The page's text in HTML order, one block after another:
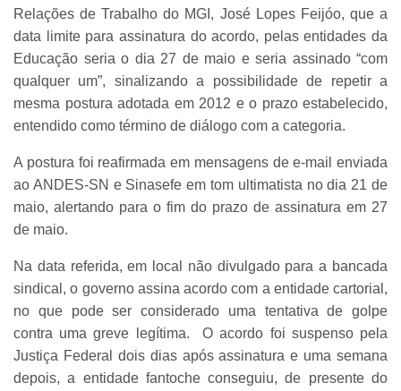
Relações de Trabalho do MGI, José Lopes Feijóo, que a
data limite para assinatura do acordo, pelas entidades da
Educação seria o dia 27 de maio e seria assinado “com
qualquer um”, sinalizando a possibilidade de repetir a
mesma postura adotada em 2012 e o prazo estabelecido,
entendido como término de diálogo com a categoria.
A postura foi reafirmada em mensagens de e-mail enviada
ao ANDES-SN e Sinasefe em tom ultimatista no dia 21 de
maio, alertando para o fim do prazo de assinatura em 27
de maio.
Na data referida, em local não divulgado para a bancada
sindical, o governo assina acordo com a entidade cartorial,
no que pode ser considerado uma tentativa de golpe
contra uma greve legítima. O acordo foi suspenso pela
Justiça Federal dois dias após assinatura e uma semana
depois, a entidade fantoche conseguiu, de presente do